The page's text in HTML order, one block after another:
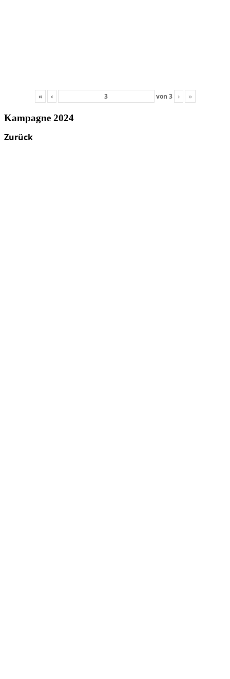
« ‹ von 3 › »
Kampagne 2024
Zurück